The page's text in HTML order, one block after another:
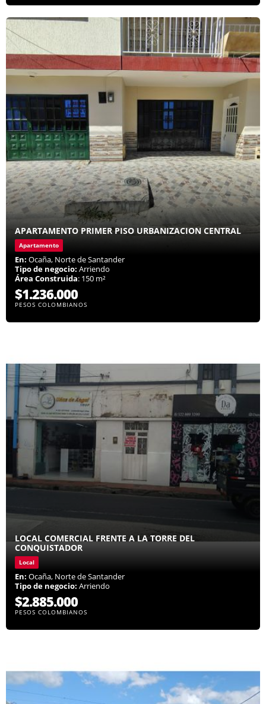
APARTAMENTO PRIMER PISO URBANIZACION CENTRAL
Apartamento
En: Ocaña, Norte de Santander
Tipo de negocio: Arriendo
Área Construida: 150 m²
$1.236.000
PESOS COLOMBIANOS
LOCAL COMERCIAL FRENTE A LA TORRE DEL
CONQUISTADOR
Local
En: Ocaña, Norte de Santander
Tipo de negocio: Arriendo
$2.885.000
PESOS COLOMBIANOS